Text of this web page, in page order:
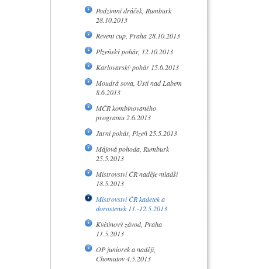
Podzimní dráček, Rumburk
28.10.2013
Revent cup, Praha 28.10.2013
Plzeňský pohár, 12.10.2013
Karlovarský pohár 15.6.2013
Moudrá sova, Ústí nad Labem
8.6.2013
MČR kombinovaného
programu 2.6.2013
Jarní pohár, Plzeň 25.5.2013
Májová pohoda, Rumburk
25.5.2013
Mistrovství ČR naděje mladší
18.5.2013
Mistrovství ČR kadetek a
dorostenek 11.-12.5.2013
Květinový závod, Praha
11.5.2013
OP juniorek a nadějí,
Chomutov 4.5.2013